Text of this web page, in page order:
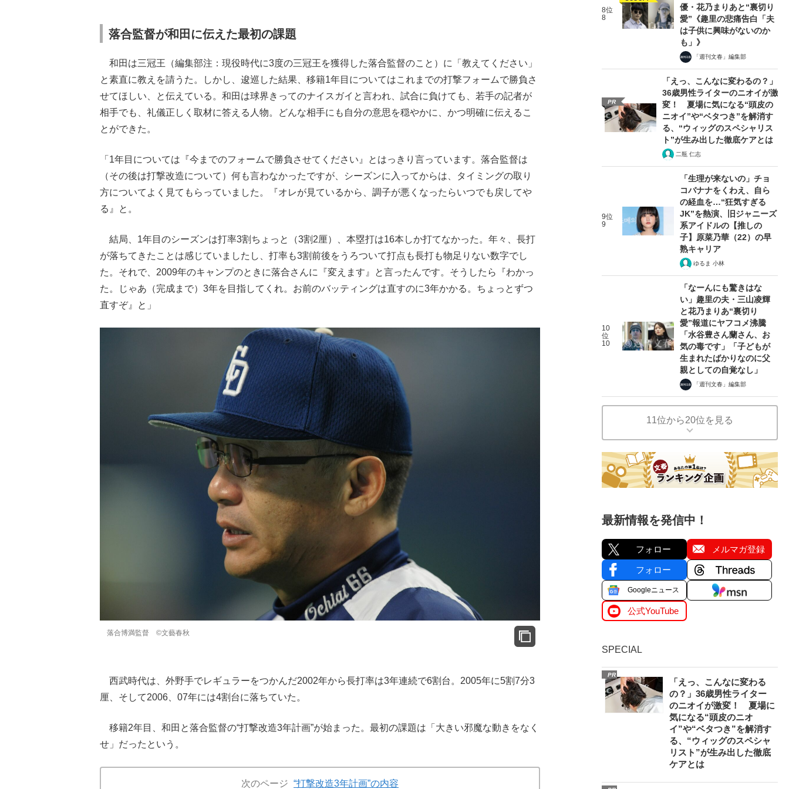
落合監督が和田に伝えた最初の課題
和田は三冠王（編集部注：現役時代に3度の三冠王を獲得した落合監督のこと）に「教えてください」
と素直に教えを請うた。しかし、逡巡した結果、移籍1年目についてはこれまでの打撃フォームで勝負さ
せてほしい、と伝えている。和田は球界きってのナイスガイと言われ、試合に負けても、若手の記者が
相手でも、礼儀正しく取材に答える人物。どんな相手にも自分の意思を穏やかに、かつ明確に伝えるこ
とができた。
「1年目については『今までのフォームで勝負させてください』とはっきり言っています。落合監督は
（その後は打撃改造について）何も言わなかったですが、シーズンに入ってからは、タイミングの取り
方についてよく見てもらっていました。『オレが見ているから、調子が悪くなったらいつでも戻してや
る』と。
結局、1年目のシーズンは打率3割ちょっと（3割2厘）、本塁打は16本しか打てなかった。年々、長打
が落ちてきたことは感じていましたし、打率も3割前後をうろついて打点も長打も物足りない数字でし
た。それで、2009年のキャンプのときに落合さんに『変えます』と言ったんです。そうしたら『わかっ
た。じゃあ（完成まで）3年を目指してくれ。お前のバッティングは直すのに3年かかる。ちょっとずつ
直すぞ』と」
落合博満監督 ©文藝春秋
西武時代は、外野手でレギュラーをつかんだ2002年から長打率は3年連続で6割台。2005年に5割7分3
厘、そして2006、07年には4割台に落ちていた。
移籍2年目、和田と落合監督の“打撃改造3年計画”が始まった。最初の課題は「大きい邪魔な動きをなく
せ」だったという。
次のページ “打撃改造3年計画”の内容
8位
8
優・花乃まりあと“裏切り
愛”《趣里の悲痛告白「夫
は子供に興味がないのか
も」》
「週刊文春」編集部
PR
「えっ、こんなに変わるの？」
36歳男性ライターのニオイが激
変！ 夏場に気になる“頭皮の
ニオイ”や“ベタつき”を解消す
る、“ウィッグのスペシャリス
ト”が生み出した徹底ケアとは
二瓶 仁志
9位
9
「生理が来ないの」チョ
コバナナをくわえ、自ら
の経血を…“狂気すぎる
JK”を熱演、旧ジャニーズ
系アイドルの【推しの
子】原菜乃華（22）の早
熟キャリア
ゆるま 小林
10
位
10
「なーんにも驚きはな
い」趣里の夫・三山凌輝
と花乃まりあ“裏切り
愛”報道にヤフコメ沸騰
「水谷豊さん蘭さん、お
気の毒です」「子どもが
生まれたばかりなのに父
親としての自覚なし」
「週刊文春」編集部
11位から20位を見る
最新情報を発信中！
フォロー メルマガ登録
フォロー
Googleニュース
公式YouTube
SPECIAL
PR
「えっ、こんなに変わる
の？」36歳男性ライター
のニオイが激変！ 夏場に
気になる“頭皮のニオ
イ”や“ベタつき”を解消す
る、“ウィッグのスペシャ
リスト”が生み出した徹底
ケアとは